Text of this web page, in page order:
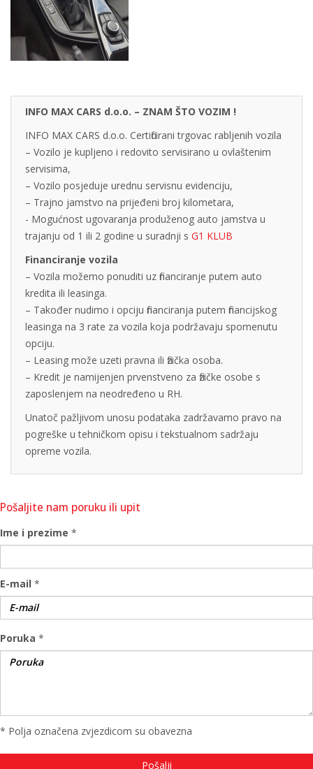
INFO MAX CARS d.o.o. – ZNAM ŠTO VOZIM !
INFO MAX CARS d.o.o. Certificirani trgovac rabljenih vozila
– Vozilo je kupljeno i redovito servisirano u ovlaštenim
servisima,
– Vozilo posjeduje urednu servisnu evidenciju,
– Trajno jamstvo na prijeđeni broj kilometara,
- Mogućnost ugovaranja produženog auto jamstva u
trajanju od 1 ili 2 godine u suradnji s G1 KLUB
Financiranje vozila
– Vozila možemo ponuditi uz financiranje putem auto
kredita ili leasinga.
– Također nudimo i opciju financiranja putem financijskog
leasinga na 3 rate za vozila koja podržavaju spomenutu
opciju.
– Leasing može uzeti pravna ili fizička osoba.
– Kredit je namijenjen prvenstveno za fizičke osobe s
zaposlenjem na neodređeno u RH.
Unatoč pažljivom unosu podataka zadržavamo pravo na
pogreške u tehničkom opisu i tekstualnom sadržaju
opreme vozila.
Pošaljite nam poruku ili upit
Ime i prezime *
E-mail *
Poruka *
* Polja označena zvjezdicom su obavezna